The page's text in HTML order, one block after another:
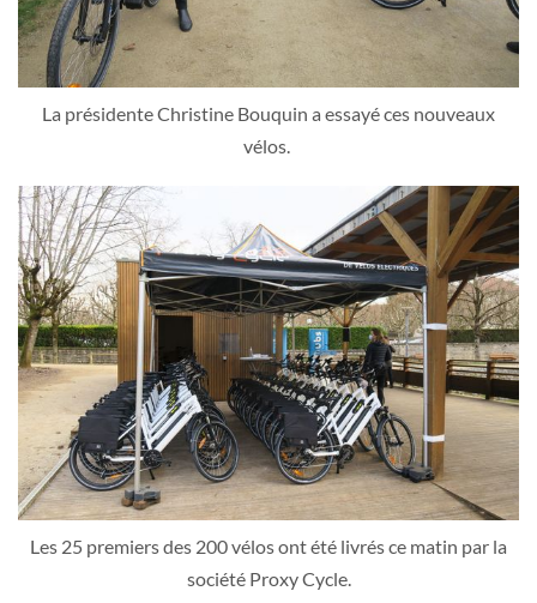
La présidente Christine Bouquin a essayé ces nouveaux
vélos.
Les 25 premiers des 200 vélos ont été livrés ce matin par la
société Proxy Cycle.